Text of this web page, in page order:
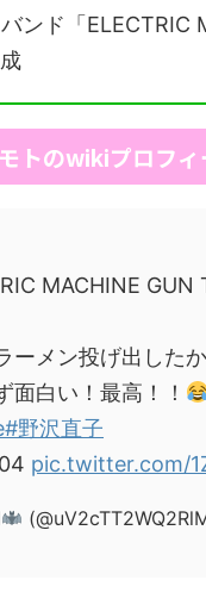
ンド「ELECTRIC
トのwikiプロフィ
MACHINE GUN
ーメン投げ出した
面白い！最高！！
#野沢直子
pic.twitter.com/